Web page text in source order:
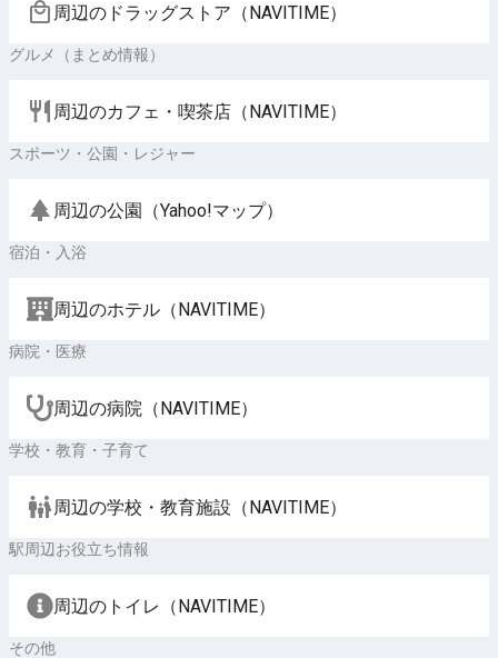
周辺のドラッグストア（NAVITIME）
グルメ（まとめ情報）
周辺のカフェ・喫茶店（NAVITIME）
スポーツ・公園・レジャー
周辺の公園（Yahoo!マップ）
宿泊・入浴
周辺のホテル（NAVITIME）
病院・医療
周辺の病院（NAVITIME）
学校・教育・子育て
周辺の学校・教育施設（NAVITIME）
駅周辺お役立ち情報
周辺のトイレ（NAVITIME）
その他